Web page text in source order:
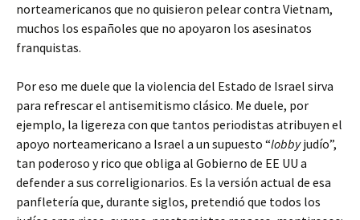
norteamericanos que no quisieron pelear contra Vietnam,
muchos los españoles que no apoyaron los asesinatos
franquistas.
Por eso me duele que la violencia del Estado de Israel sirva
para refrescar el antisemitismo clásico. Me duele, por
ejemplo, la ligereza con que tantos periodistas atribuyen el
apoyo norteamericano a Israel a un supuesto “lobbyjudío”,
tan poderoso y rico que obliga al Gobierno de EE UU a
defender a sus correligionarios. Es la versión actual de esa
panfletería que, durante siglos, pretendió que todos los